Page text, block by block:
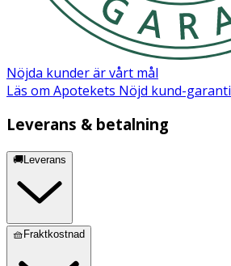
Nöjda kunder är vårt mål
Läs om Apotekets Nöjd kund-garanti
Leverans & betalning
🚚Leverans
🧺Fraktkostnad